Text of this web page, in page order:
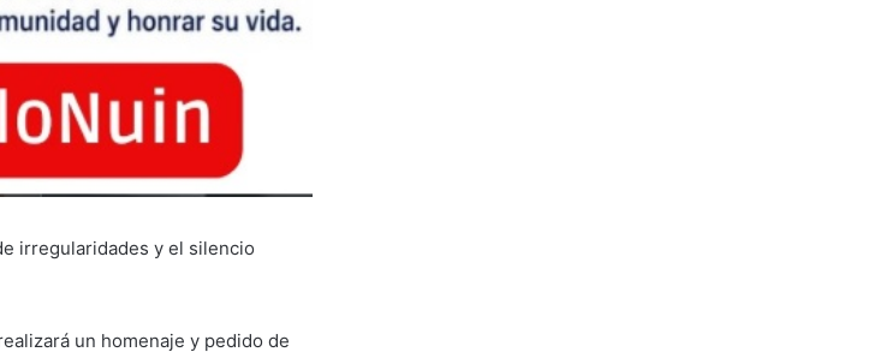
irregularidades y el silencio
un homenaje y pedido de